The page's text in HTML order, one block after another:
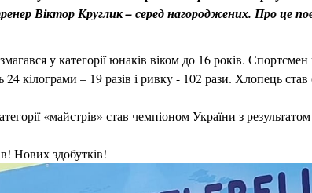
Віктор Круглик – серед нагороджених. Про це
у категорії юнаків віком до 16 років.
кілограми – 19 разів і ривку - 102 рази. Хлопець
«майстрів» став чемпіоном України з
Нових здобутків!